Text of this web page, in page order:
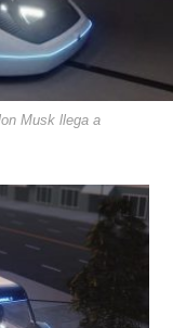
Musk llega a